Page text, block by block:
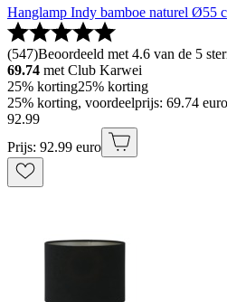
Hanglamp Indy bamboe naturel Ø55
(547)Beoordeeld met 4.6 van de 5
69.74 met Club Karwei
25% korting25% korting
25% korting, voordeelprijs: 69.74
92.99
Prijs: 92.99 euro